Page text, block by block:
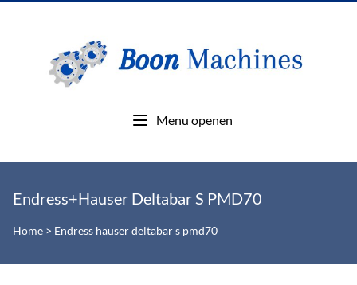
Menu openen
Endress+Hauser Deltabar S PMD70
Home > Endress hauser deltabar s pmd70